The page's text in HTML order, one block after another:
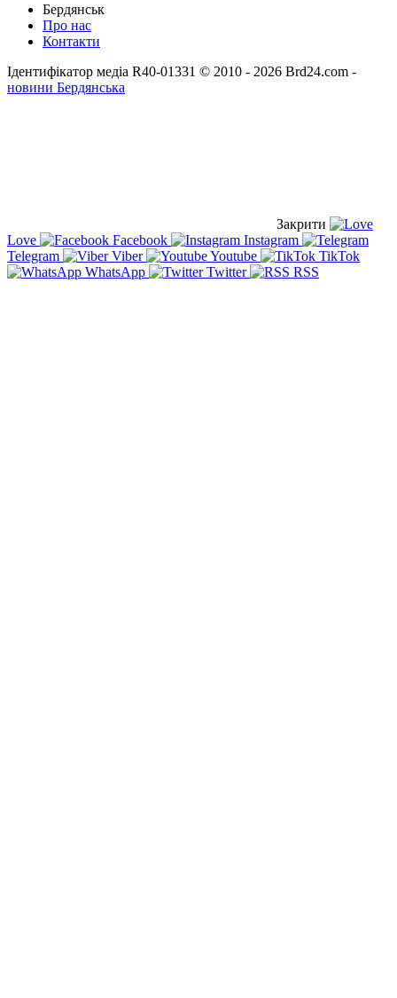
Бердянськ
Про нас
Контакти
Ідентифікатор медіа R40-01331 © 2010 - 2026 Brd24.com -
новини Бердянська
Закрити
Love
Facebook
Instagram
Telegram
Viber Youtube
TikTok
WhatsApp
Twitter RSS